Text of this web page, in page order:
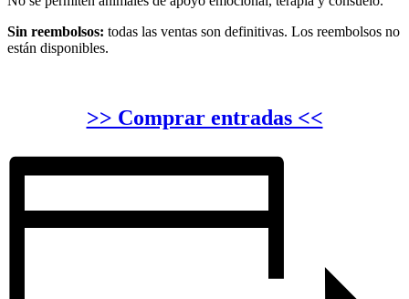
Sin reembolsos: todas las ventas son definitivas. Los reembolsos no
están disponibles.
>> Comprar entradas <<